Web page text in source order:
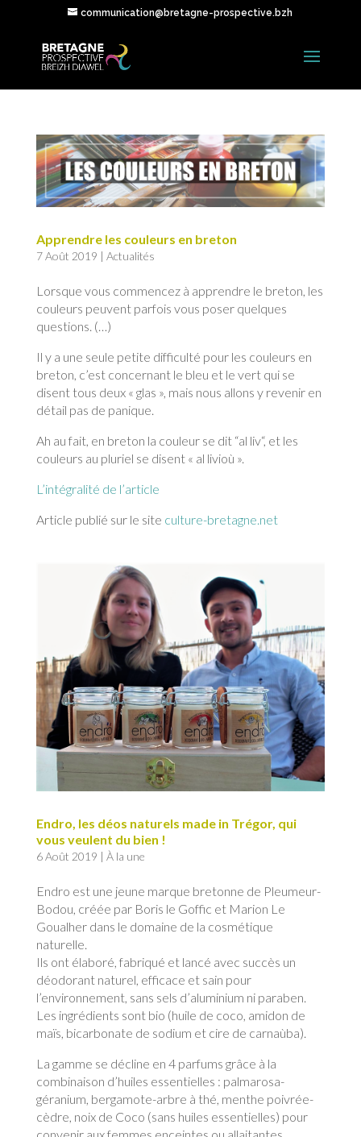
communication@bretagne-prospective.bzh
Apprendre les couleurs en breton
7 Août 2019 | Actualités
Lorsque vous commencez à apprendre le breton, les
couleurs peuvent parfois vous poser quelques
questions. (…)
Il y a une seule petite difficulté pour les couleurs en
breton, c’est concernant le bleu et le vert qui se
disent tous deux « glas », mais nous allons y revenir en
détail pas de panique.
Ah au fait, en breton la couleur se dit “al liv“, et les
couleurs au pluriel se disent « al livioù ».
L’intégralité de l’article
Article publié sur le site culture-bretagne.net
Endro, les déos naturels made in Trégor, qui
vous veulent du bien !
6 Août 2019 | À la une
Endro est une jeune marque bretonne de Pleumeur-
Bodou, créée par Boris le Goffic et Marion Le
Goualher dans le domaine de la cosmétique
naturelle.
Ils ont élaboré, fabriqué et lancé avec succès un
déodorant naturel, efficace et sain pour
l’environnement, sans sels d’aluminium ni paraben.
Les ingrédients sont bio (huile de coco, amidon de
maïs, bicarbonate de sodium et cire de carnaùba).
La gamme se décline en 4 parfums grâce à la
combinaison d’huiles essentielles : palmarosa-
géranium, bergamote-arbre à thé, menthe poivrée-
cèdre, noix de Coco (sans huiles essentielles) pour